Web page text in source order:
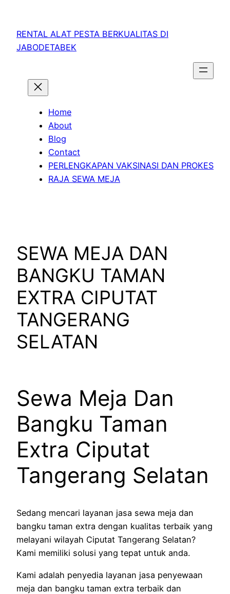
RENTAL ALAT PESTA BERKUALITAS DI
JABODETABEK
Home
About
Blog
Contact
PERLENGKAPAN VAKSINASI DAN PROKES
RAJA SEWA MEJA
SEWA MEJA DAN
BANGKU TAMAN
EXTRA CIPUTAT
TANGERANG
SELATAN
Sewa Meja Dan
Bangku Taman
Extra Ciputat
Tangerang Selatan
Sedang mencari layanan jasa sewa meja dan
bangku taman extra dengan kualitas terbaik yang
melayani wilayah Ciputat Tangerang Selatan?
Kami memiliki solusi yang tepat untuk anda.
Kami adalah penyedia layanan jasa penyewaan
meja dan bangku taman extra terbaik dan